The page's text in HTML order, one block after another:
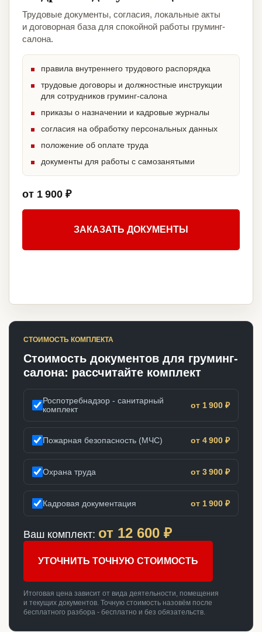
Трудовые документы, согласия, локальные акты
и договорная база для спокойной работы груминг-
салона.
правила внутреннего трудового распорядка
трудовые договоры и должностные инструкции
для сотрудников груминг-салона
приказы о назначении и кадровые журналы
согласия на обработку персональных данных
положение об оплате труда
документы для работы с самозанятыми
от 1 900 ₽
ЗАКАЗАТЬ ДОКУМЕНТЫ
СТОИМОСТЬ КОМПЛЕКТА
Стоимость документов для груминг-
салона: рассчитайте комплект
Роспотребнадзор - санитарный
комплект
от 1 900 ₽
Пожарная безопасность (МЧС) от 4 900 ₽
Охрана труда от 3 900 ₽
Кадровая документация от 1 900 ₽
Ваш комплект: от 12 600 ₽
УТОЧНИТЬ ТОЧНУЮ СТОИМОСТЬ
Итоговая цена зависит от вида деятельности, помещения
и текущих документов. Точную стоимость назовём после
бесплатного разбора - бесплатно и без обязательств.